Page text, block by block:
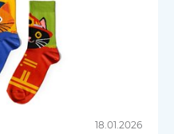
18.01.2026